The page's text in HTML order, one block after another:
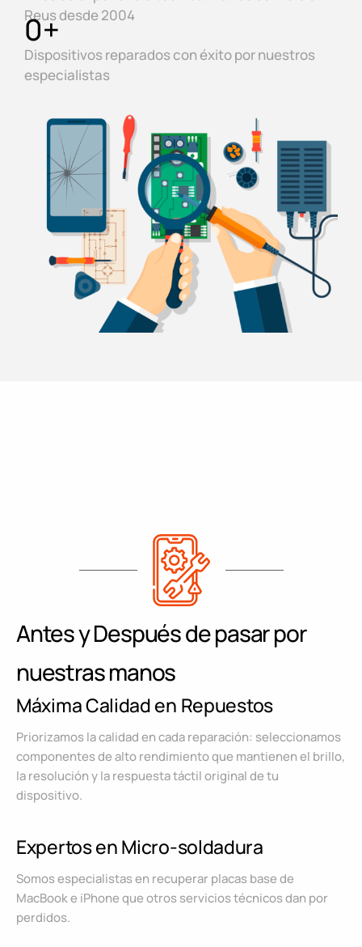
Reus desde 2004
Dispositivos reparados con éxito por nuestros
especialistas
0+
Antes y Después de pasar por
nuestras manos
Máxima Calidad en Repuestos
Priorizamos la calidad en cada reparación: seleccionamos
componentes de alto rendimiento que mantienen el brillo,
la resolución y la respuesta táctil original de tu
dispositivo.
Expertos en Micro-soldadura
Somos especialistas en recuperar placas base de
MacBook e iPhone que otros servicios técnicos dan por
perdidos.